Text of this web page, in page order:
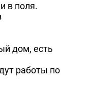
в поля.
дом, есть
работы по